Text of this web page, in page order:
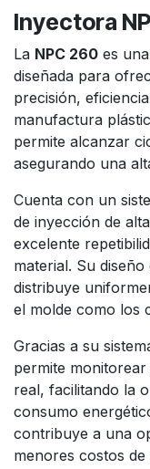
Inyectora
La NPC 260 es
diseñada para
precisión,
manufactura
permite alcanzar
asegurando una
Cuenta con un
de inyección de
excelente
material. Su
distribuye
el molde como los
Gracias a su
permite
real, facilitando la
consumo
contribuye a una
menores costos de